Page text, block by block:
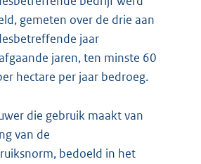
gemeten over de drie aan
jaar
jaren, ten minste 60
hectare per jaar bedroeg.
die gebruik maakt van
van de
bedoeld in het